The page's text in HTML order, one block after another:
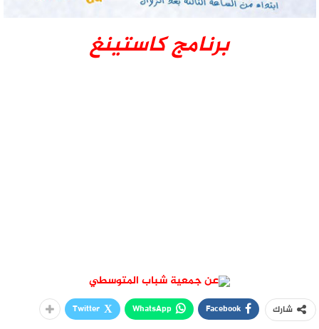
برنامج كاستينغ
عن جمعية شباب المتوسطي
شارك Facebook
WhatsApp
Twitter